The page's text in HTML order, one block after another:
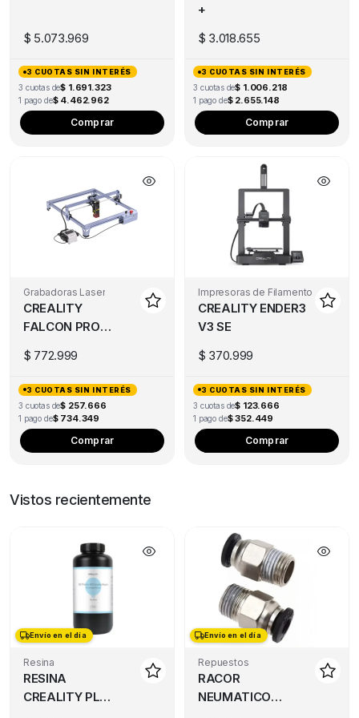
$ 5.073.969
3 CUOTAS SIN INTERÉS
3 cuotas de$ 1.691.323
1 pago de$ 4.462.962
Comprar
+
$ 3.018.655
3 CUOTAS SIN INTERÉS
3 cuotas de$ 1.006.218
1 pago de$ 2.655.148
Comprar
Grabadoras Laser
CREALITY
FALCON PRO
$ 772.999
3 CUOTAS SIN INTERÉS
3 cuotas de$ 257.666
1 pago de$ 734.349
Comprar
Impresoras de Filamento
CREALITY ENDER3
V3 SE
$ 370.999
3 CUOTAS SIN INTERÉS
3 cuotas de$ 123.666
1 pago de$ 352.449
Comprar
Vistos recientemente
Envío en el día
Resina
RESINA
CREALITY PLA
Envío en el día
Repuestos
RACOR
NEUMATICO